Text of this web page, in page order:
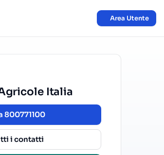
Area Utente
Italia
800771100
i contatti